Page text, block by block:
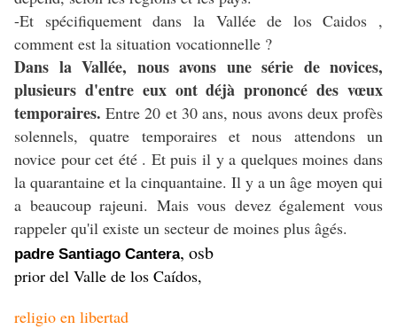
-Et spécifiquement dans la Vallée de los Caidos ,
comment est la situation vocationnelle ?
Dans la Vallée, nous avons une série de novices,
plusieurs d'entre eux ont déjà prononcé des vœux
temporaires.Entre 20 et 30 ans, nous avons deux profès
solennels, quatre temporaires et nous attendons un
novice pour cet été . Et puis il y a quelques moines dans
la quarantaine et la cinquantaine. Il y a un âge moyen qui
a beaucoup rajeuni. Mais vous devez également vous
rappeler qu'il existe un secteur de moines plus âgés.
padre Santiago Cantera, osb
prior del Valle de los Caídos,
religio en libertad